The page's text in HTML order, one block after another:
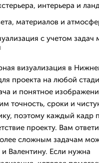
интерьера и
материалов и
с учетом задач
визуализация в
проекта на любой
и понятное
точность, сроки и
поэтому каждый кадр
проекту. Вам
сложным задачам
Валентину. Если нужна